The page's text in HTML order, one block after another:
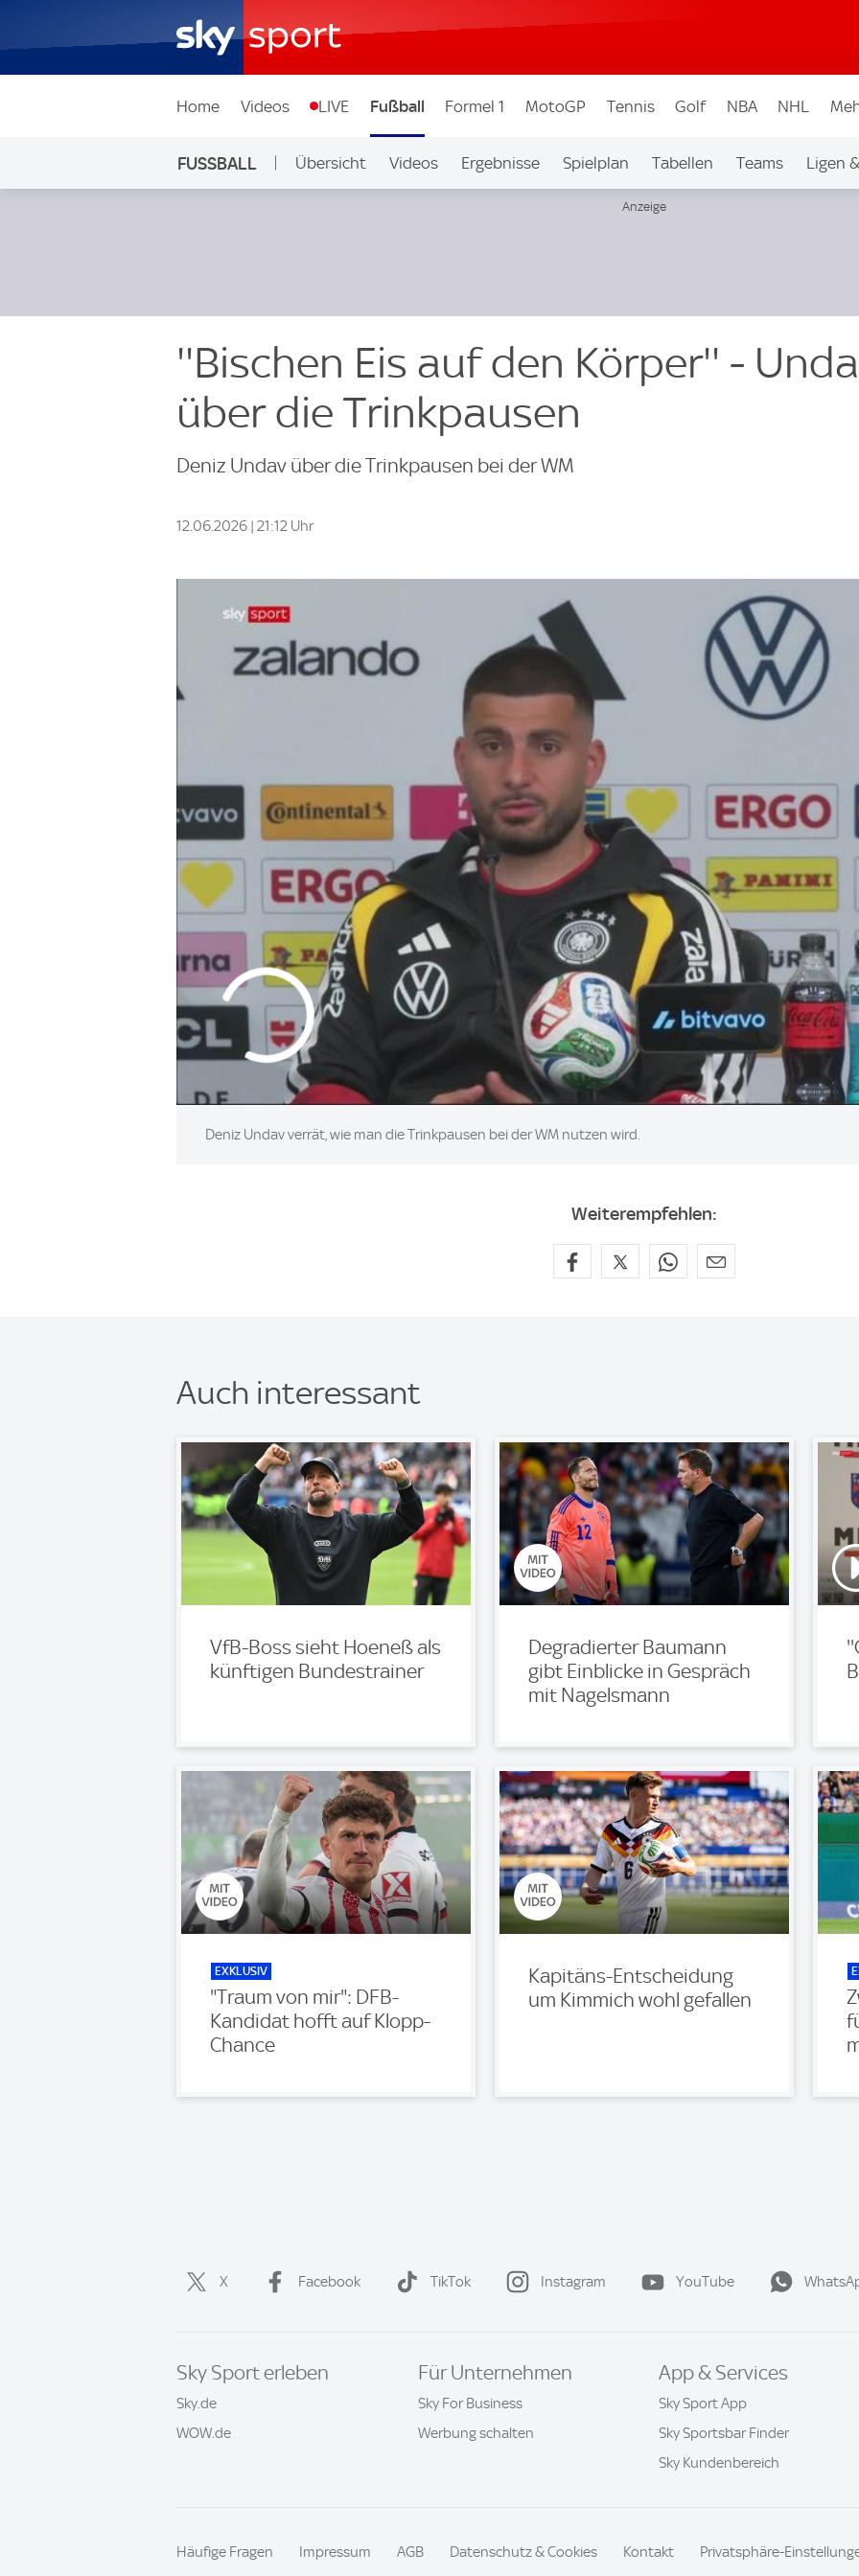
Home Videos LIVE Fußball Formel 1 MotoGP Tennis Golf NBA NHL
FUSSBALL Übersicht Videos Ergebnisse Spielplan Tabellen Teams Ligen
''Bischen Eis auf den Körper'' -
über die Trinkpausen
Deniz Undav über die Trinkpausen bei der WM
12.06.2026 | 21:12 Uhr
Deniz Undav verrät, wie man die Trinkpausen bei der WM nutzen wird.
Weiterempfehlen:
Auch interessant
VfB-Boss sieht Hoeneß als
künftigen Bundestrainer
Degradierter Baumann
gibt Einblicke in Gespräch
mit Nagelsmann
EXKLUSIV
"Traum von mir": DFB-
Kandidat hofft auf Klopp-
Chance
Kapitäns-Entscheidung
um Kimmich wohl gefallen
X Facebook TikTok Instagram YouTube
Sky Sport erleben
Sky.de
WOW.de
Für Unternehmen
Sky For Business
Werbung schalten
App & Services
Sky Sport App
Sky Sportsbar Finder
Sky Kundenbereich
Häufige Fragen Impressum AGB Datenschutz & Cookies Kontakt Privatsphäre-